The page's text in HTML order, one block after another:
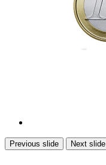
Previous slide Next slide